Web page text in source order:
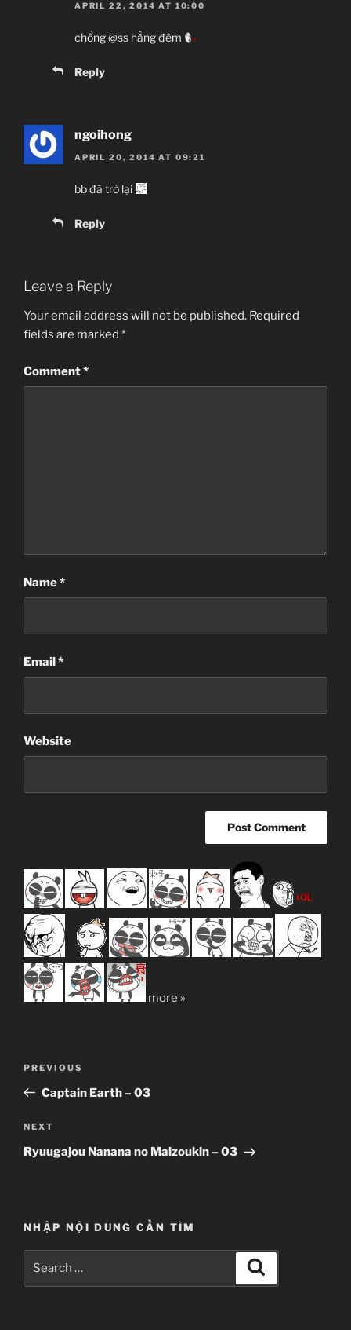
APRIL 22, 2014 AT 10:00
chổng @ss hằng đêm
Reply
ngoihong
APRIL 20, 2014 AT 09:21
bb đã trở lại
Reply
Leave a Reply
Your email address will not be published. Required
fields are marked *
Comment*
Name*
Email*
Website
more »
Previous
Post
PREVIOUS
Captain Earth – 03
Next
Post
NEXT
Ryuugajou Nanana no Maizoukin – 03
NHẬP NỘI DUNG CẦN TÌM